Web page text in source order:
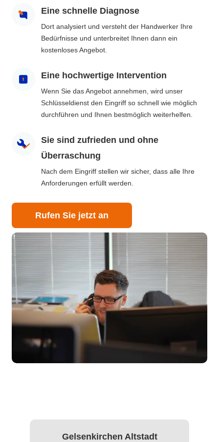
Eine schnelle Diagnose
Dort analysiert und versteht der Handwerker Ihre
Bedürfnisse und unterbreitet Ihnen dann ein
kostenloses Angebot.
Eine hochwertige Intervention
Wenn Sie das Angebot annehmen, wird unser
Schlüsseldienst den Eingriff so schnell wie möglich
durchführen und Ihnen bestmöglich weiterhelfen.
Sie sind zufrieden und ohne
Überraschung
Nach dem Eingriff stellen wir sicher, dass alle Ihre
Anforderungen erfüllt werden.
Rufen Sie jetzt an
Gelsenkirchen Altstadt